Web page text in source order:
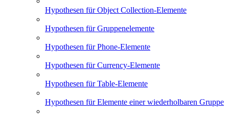
Hypothesen für Object Collection-Elemente
Hypothesen für Gruppenelemente
Hypothesen für Phone-Elemente
Hypothesen für Currency-Elemente
Hypothesen für Table-Elemente
Hypothesen für Elemente einer wiederholbaren Gruppe